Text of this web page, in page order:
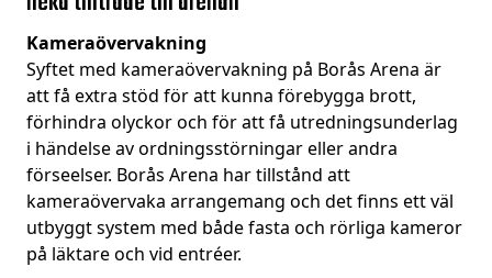
Kameraövervakning
Syftet med kameraövervakning på Borås Arena är
att få extra stöd för att kunna förebygga brott,
förhindra olyckor och för att få utredningsunderlag
i händelse av ordningsstörningar eller andra
förseelser. Borås Arena har tillstånd att
kameraövervaka arrangemang och det finns ett väl
utbyggt system med både fasta och rörliga kameror
på läktare och vid entréer.